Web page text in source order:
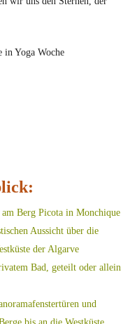
am Berg Picota in Monchique
Aussicht über die
der Algarve
Bad, geteilt oder allein
und